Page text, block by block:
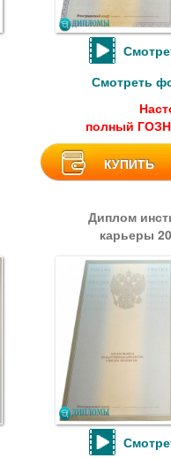
Смотреть
полный
КУПИТЬ
Диплом
карьеры